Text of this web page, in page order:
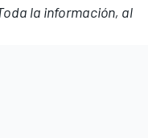
la información, al